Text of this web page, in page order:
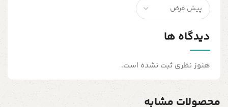
دیدگاه ها
هنوز نظری ثبت نشده است.
محصولات مشابه